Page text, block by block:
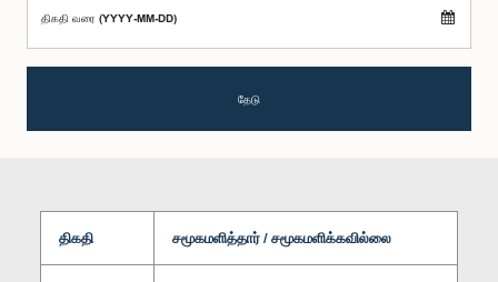
திகதி வரை (YYYY-MM-DD)
தேடு
திகதி சமூகமளித்தார் / சமூகமளிக்கவில்லை